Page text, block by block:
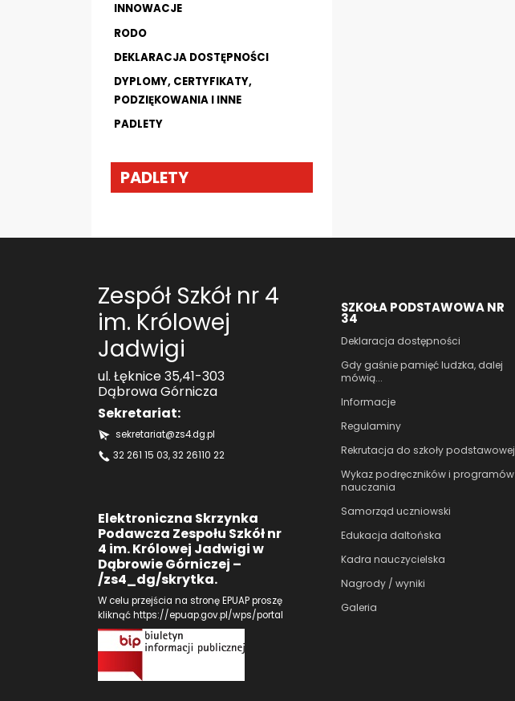
INNOWACJE
RODO
DEKLARACJA DOSTĘPNOŚCI
DYPLOMY, CERTYFIKATY,
PODZIĘKOWANIA I INNE
PADLETY
PADLETY
Zespół Szkół nr 4
im. Królowej
Jadwigi
ul. Łęknice 35,41-303
Dąbrowa Górnicza
Sekretariat:
sekretariat@zs4.dg.pl
32 261 15 03, 32 26110 22
Elektroniczna Skrzynka
Podawcza Zespołu Szkół nr
4 im. Królowej Jadwigi w
Dąbrowie Górniczej –
/zs4_dg/skrytka.
W celu przejścia na stronę EPUAP proszę
kliknąćhttps://epuap.gov.pl/wps/portal
SZKOŁA PODSTAWOWA NR
34
Deklaracja dostępności
Gdy gaśnie pamięć ludzka, dalej
mówią...
Informacje
Regulaminy
Rekrutacja do szkoły podstawowej
Wykaz podręczników i programów
nauczania
Samorząd uczniowski
Edukacja daltońska
Kadra nauczycielska
Nagrody / wyniki
Galeria